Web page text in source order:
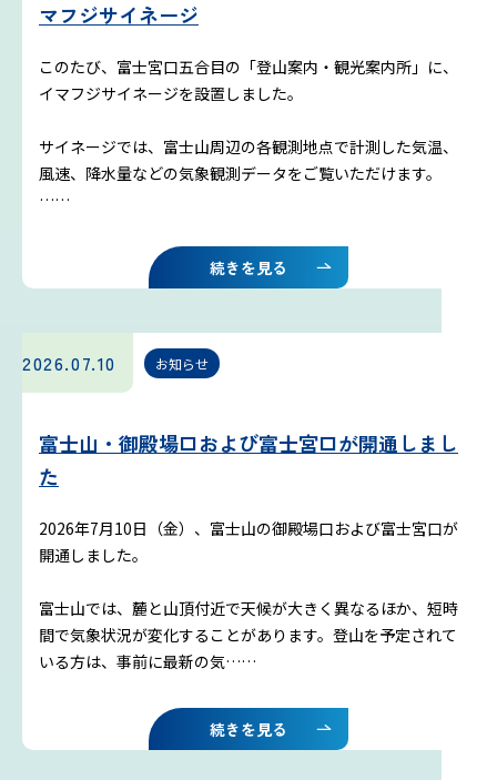
マフジサイネージ
このたび、富士宮口五合目の「登山案内・観光案内所」に、
イマフジサイネージを設置しました。
サイネージでは、富士山周辺の各観測地点で計測した気温、
風速、降水量などの気象観測データをご覧いただけます。
……
続きを見る
2026.07.10 お知らせ
富士山・御殿場口および富士宮口が開通しまし
た
2026年7月10日（金）、富士山の御殿場口および富士宮口が
開通しました。
富士山では、麓と山頂付近で天候が大きく異なるほか、短時
間で気象状況が変化することがあります。登山を予定されて
いる方は、事前に最新の気……
続きを見る